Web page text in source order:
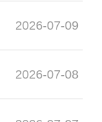
2026-07-09
2026-07-08